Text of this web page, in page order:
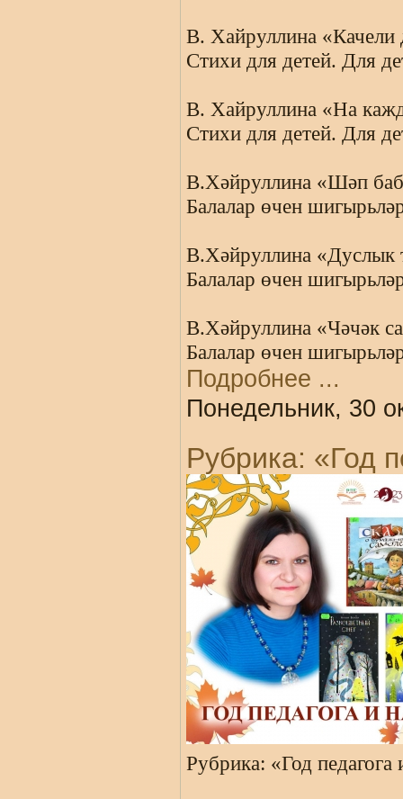
В. Хайруллина
Стихи для детей. Для
В. Хайруллина «На
Стихи для детей. Для
В.Хәйруллина «Шәп
Балалар өчен
В.Хәйруллина «Дуслык
Балалар өчен
В.Хәйруллина «Чәчәк
Балалар өчен
Подробнее ...
Понедельник, 30
Рубрика: «Год
Рубрика: «Год педагога